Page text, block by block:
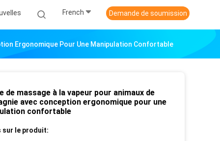
French Demande de soumission
Ergonomique Pour Une Manipulation Confortable
de massage à la vapeur pour animaux de
avec conception ergonomique pour une
confortable
sur le produit: